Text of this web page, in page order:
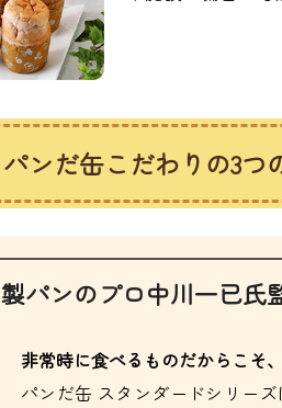
パンだ缶こだわりの3つ
製パンのプロ中川一已氏
非常時に食べるものだからこそ
パンだ缶 スタンダードシリー